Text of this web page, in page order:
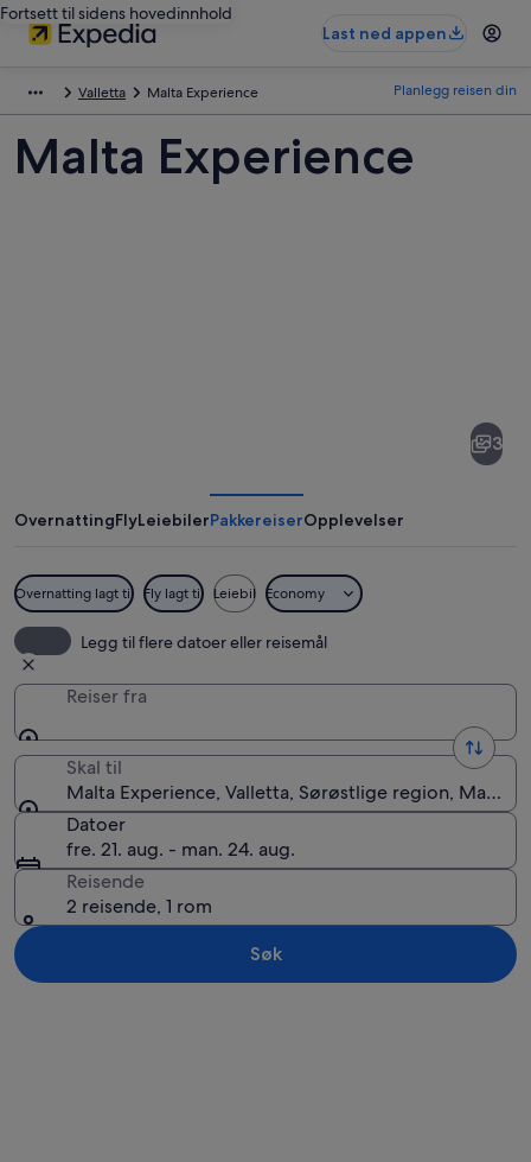
Fortsett til sidens hovedinnhold
Last ned appen
Valletta Malta Experience Planlegg reisen din
Malta Experience
3
OvernattingFlyLeiebilerPakkereiserOpplevelser
Overnatting lagt til Fly lagt til Leiebil Economy
Legg til flere datoer eller reisemål
Reiser fra
Skal til
Malta Experience, Valletta, Sørøstlige region, Malta
Datoer
fre. 21. aug. - man. 24. aug.
Reisende
2 reisende, 1 rom
Søk